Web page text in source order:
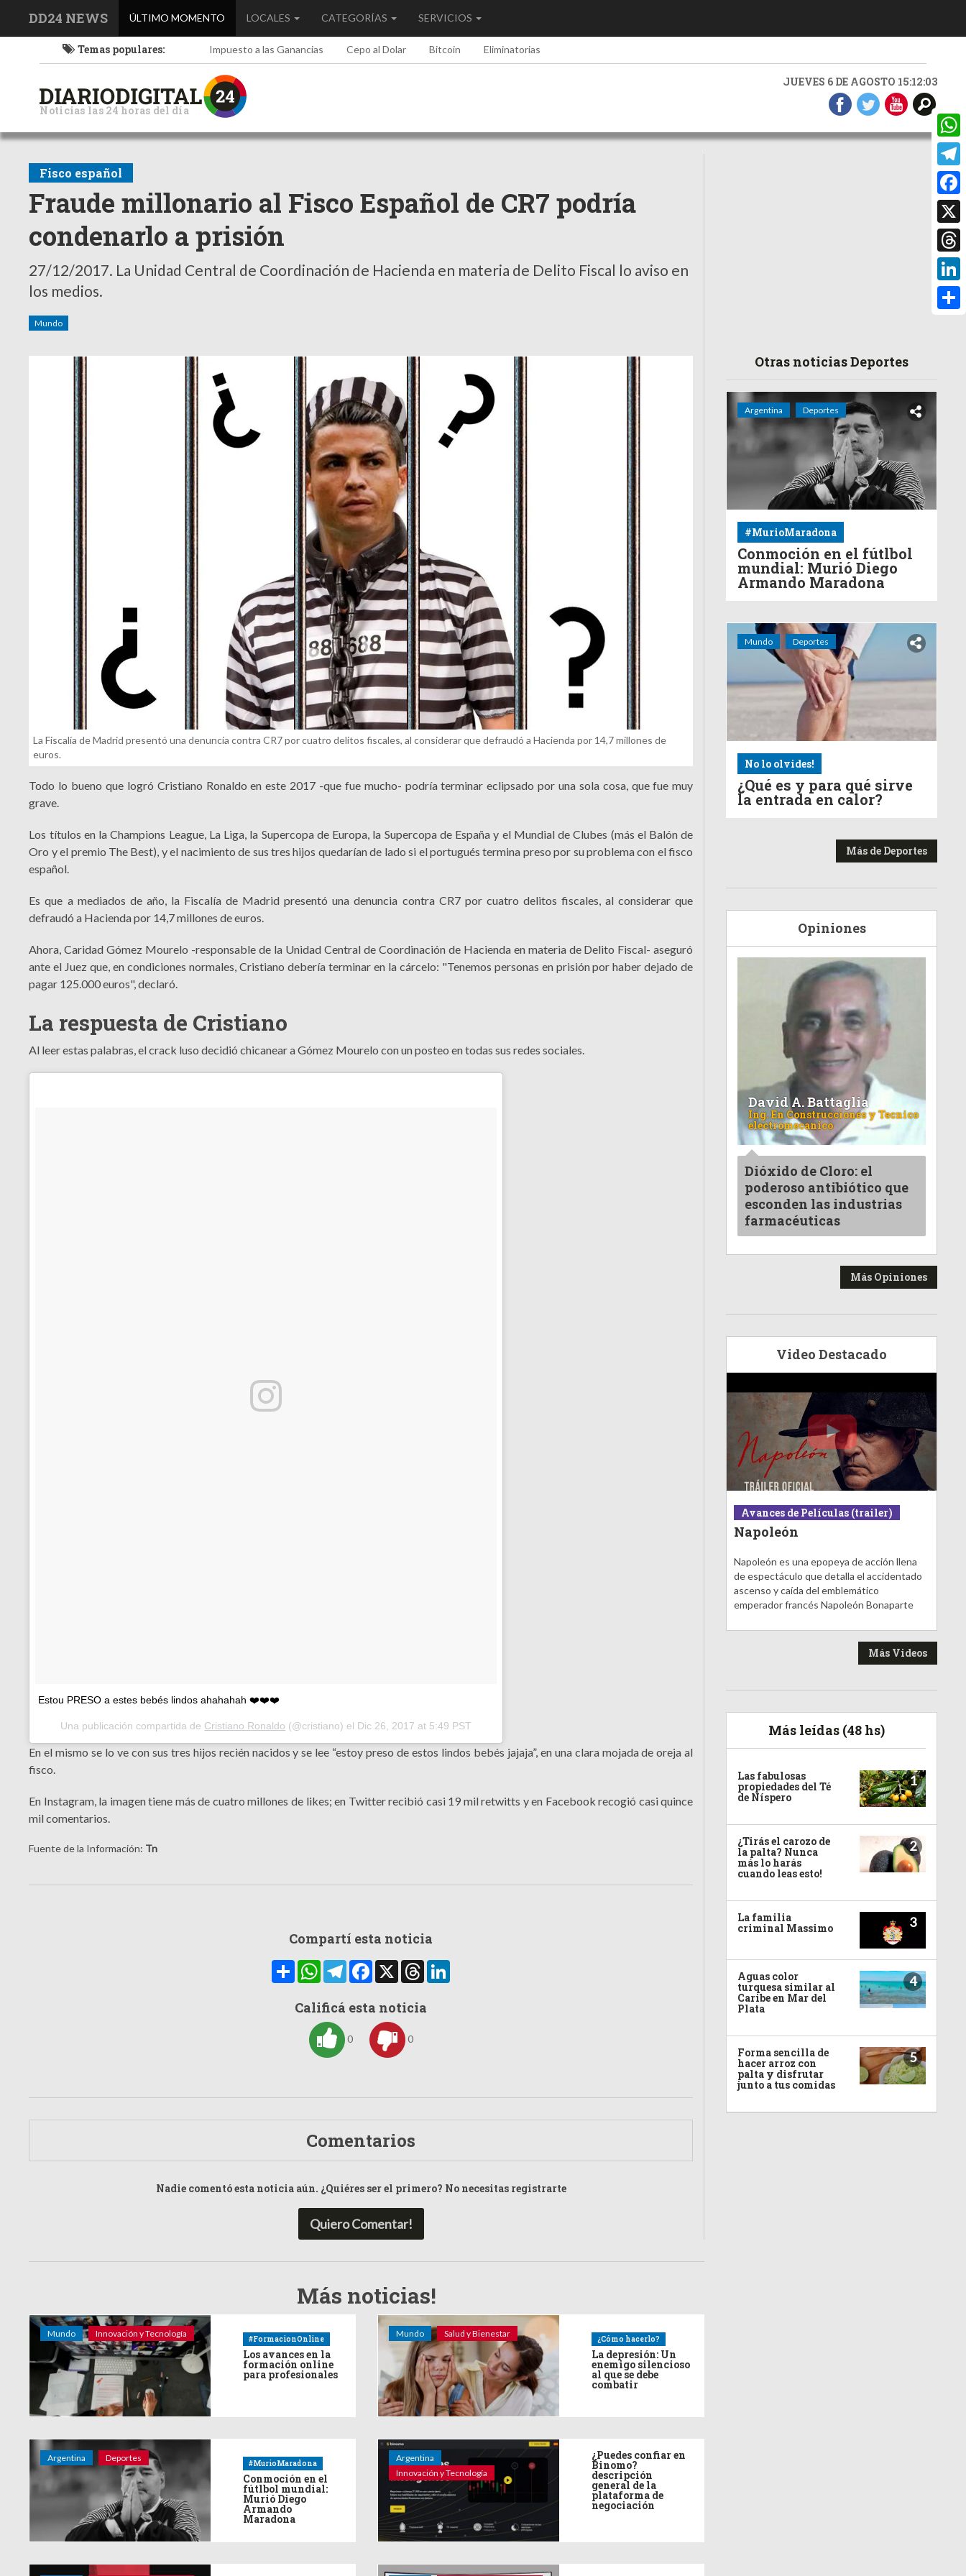
DD24 NEWS ÚLTIMO MOMENTO (current)LOCALES CATEGORÍAS SERVICIOS
Temas populares: Impuesto a las Ganancias Cepo al Dolar Bitcoin Eliminatorias
Noticias las 24 horas del día
JUEVES 6 DE AGOSTO 15:12:04
Fisco español
Fraude millonario al Fisco Español de CR7 podría
condenarlo a prisión
27/12/2017. La Unidad Central de Coordinación de Hacienda en materia de Delito Fiscal lo aviso en
los medios.
Mundo
La Fiscalía de Madrid presentó una denuncia contra CR7 por cuatro delitos fiscales, al considerar que defraudó a Hacienda por 14,7 millones de
euros.
Todo lo bueno que logró Cristiano Ronaldo en este 2017 -que fue mucho- podría terminar eclipsado por una sola cosa, que fue muy
grave.
Los títulos en la Champions League, La Liga, la Supercopa de Europa, la Supercopa de España y el Mundial de Clubes (más el Balón de
Oro y el premio The Best), y el nacimiento de sus tres hijos quedarían de lado si el portugués termina preso por su problema con el fisco
español.
Es que a mediados de año, la Fiscalía de Madrid presentó una denuncia contra CR7 por cuatro delitos fiscales, al considerar que
defraudó a Hacienda por 14,7 millones de euros.
Ahora, Caridad Gómez Mourelo -responsable de la Unidad Central de Coordinación de Hacienda en materia de Delito Fiscal- aseguró
ante el Juez que, en condiciones normales, Cristiano debería terminar en la cárcelo: "Tenemos personas en prisión por haber dejado de
pagar 125.000 euros", declaró.
La respuesta de Cristiano
Al leer estas palabras, el crack luso decidió chicanear a Gómez Mourelo con un posteo en todas sus redes sociales.
Estou PRESO a estes bebés lindos ahahahah ❤️❤️❤️
Una publicación compartida de Cristiano Ronaldo (@cristiano) el Dic 26, 2017 at 5:49 PST
En el mismo se lo ve con sus tres hijos recién nacidos y se lee “estoy preso de estos lindos bebés jajaja”, en una clara mojada de oreja al
fisco.
En Instagram, la imagen tiene más de cuatro millones de likes; en Twitter recibió casi 19 mil retwitts y en Facebook recogió casi quince
mil comentarios.
Fuente de la Información: Tn
Compartí esta noticia
CompartirWhatsAppTelegramFacebook
X Threads
Calificá esta noticia
0 0
Comentarios
Nadie comentó esta noticia aún. ¿Quiéres ser el primero? No necesitas registrarte
Quiero Comentar!
Más noticias!
Mundo Innovación y Tecnología
#FormacionOnline
Los avances en la
formación online
para profesionales
Mundo Salud y Bienestar
¿Cómo hacerlo?
La depresión: Un
enemigo silencioso
al que se debe
combatir
Argentina Deportes
#MurioMaradona
Conmoción en el
fútlbol mundial:
Murió Diego
Armando
Maradona
Argentina
Innovación y Tecnología
¿Puedes confiar en
Binomo?
descripción
general de la
plataforma de
negociación
Otras noticias Deportes
Argentina Deportes
#MurioMaradona
Conmoción en el fútlbol
mundial: Murió Diego
Armando Maradona
Mundo Deportes
No lo olvides!
¿Qué es y para qué sirve
la entrada en calor?
Más de Deportes
Opiniones
David A. Battaglia
Ing. En Construcciones y Tecnico
electromecanico
Dióxido de Cloro: el
poderoso antibiótico que
esconden las industrias
farmacéuticas
Más Opiniones
Video Destacado
Avances de Películas (trailer)
Napoleón
Napoleón es una epopeya de acción llena
de espectáculo que detalla el accidentado
ascenso y caída del emblemático
emperador francés Napoleón Bonaparte
Más Videos
Más leídas (48 hs)
Las fabulosas
propiedades del Té
de Níspero
1
¿Tirás el carozo de
la palta? Nunca
más lo harás
cuando leas esto!
2
La familia
criminal Massimo 3
Aguas color
turquesa similar al
Caribe en Mar del
Plata
4
Forma sencilla de
hacer arroz con
palta y disfrutar
junto a tus comidas
5
X